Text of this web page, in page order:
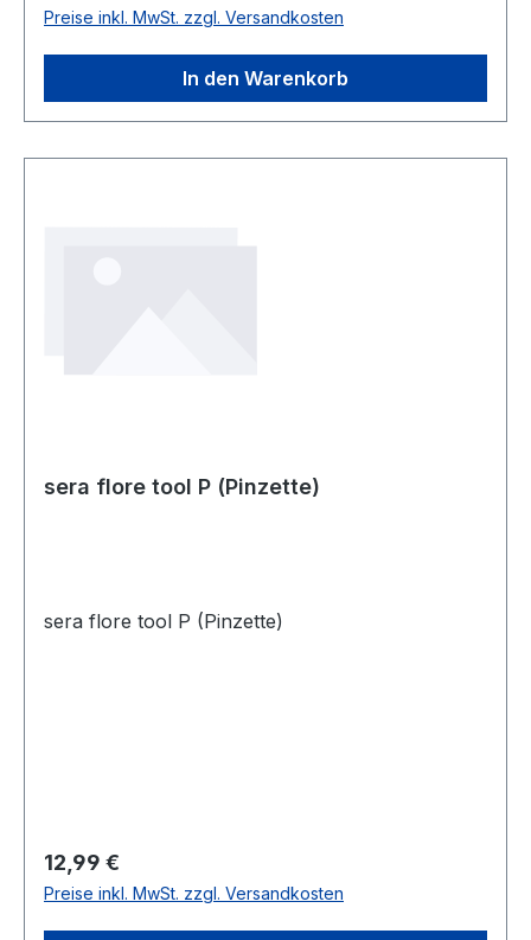
Preise inkl. MwSt. zzgl. Versandkosten
In den Warenkorb
sera flore tool P (Pinzette)
sera flore tool P (Pinzette)
Regulärer Preis:
12,99 €
Preise inkl. MwSt. zzgl. Versandkosten